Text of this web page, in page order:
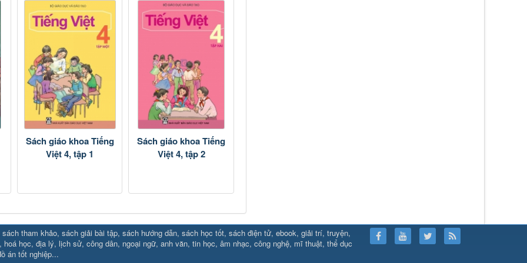
Sách giáo khoa Tiếng
Việt 4, tập 1
Sách giáo khoa Tiếng
Việt 4, tập 2
⇔ https://uk88.rocks ⇔RR88⇔ https://hello8880.net/ ⇔ https://789club24.com/ ⇔https://bomwin.tech/ ⇔ https://789club24.com/
tham khảo, sách giải bài tập, sách hướng dẫn, sách học tốt, sách điện tử, ebook, giải trí, truyện,
học, địa lý, lịch sử, công dân, ngoại ngữ, anh văn, tin học, âm nhạc, công nghệ, mĩ thuật, thể dục
án tốt nghiệp...